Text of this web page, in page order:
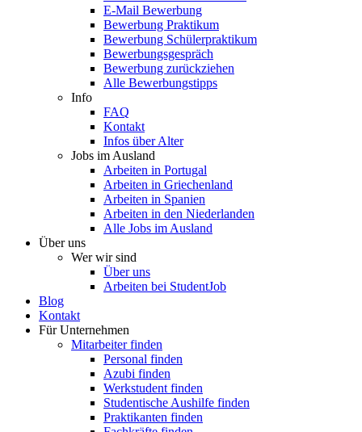
E-Mail Bewerbung
Bewerbung Praktikum
Bewerbung Schülerpraktikum
Bewerbungsgespräch
Bewerbung zurückziehen
Alle Bewerbungstipps
Info
FAQ
Kontakt
Infos über Alter
Jobs im Ausland
Arbeiten in Portugal
Arbeiten in Griechenland
Arbeiten in Spanien
Arbeiten in den Niederlanden
Alle Jobs im Ausland
Über uns
Wer wir sind
Über uns
Arbeiten bei StudentJob
Blog
Kontakt
Für Unternehmen
Mitarbeiter finden
Personal finden
Azubi finden
Werkstudent finden
Studentische Aushilfe finden
Praktikanten finden